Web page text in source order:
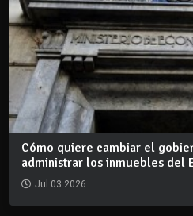
Cómo quiere cambiar el
administrar los inmuebles del
Jul 03 2026